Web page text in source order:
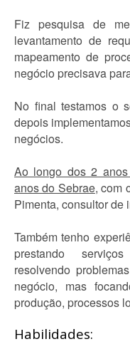
Fiz pesquisa de
levantamento de
mapeamento de
negócio precisava
No final testamos o
depois
negócios.
Ao longo dos 2
anos do Sebrae, com
Pimenta, consultor de
Também tenho
prestando
resolvendo
negócio, mas
produção, processos
Habilidades: